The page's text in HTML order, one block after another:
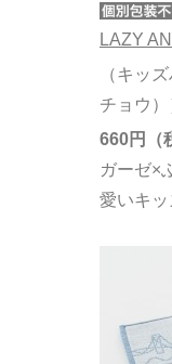
LAZY
（キッ
チョウ）
ガーゼ×
愛いキ
660円